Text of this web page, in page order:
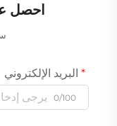
احصل
البريد الإلكتروني
0/100